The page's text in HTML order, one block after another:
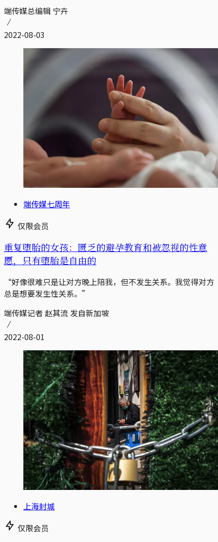
端传媒总编辑 宁卉
2022-08-03
端传媒七周年
仅限会员
重复堕胎的女孩：匮乏的避孕教育和被忽视的性意
愿，只有堕胎是自由的
“好像很难只是让对方晚上陪我，但不发生关系。我觉得对方
总是想要发生性关系。”
端传媒记者 赵其流 发自新加坡
2022-08-01
上海封城
仅限会员